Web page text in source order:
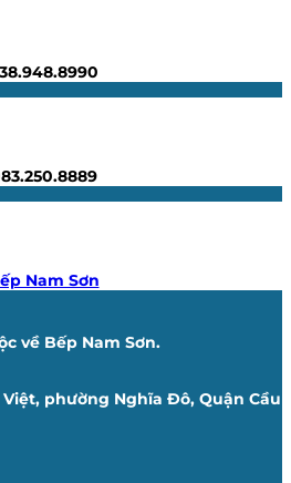
Nam Sơn
về Bếp Nam Sơn.
phường Nghĩa Đô, Quận Cầu